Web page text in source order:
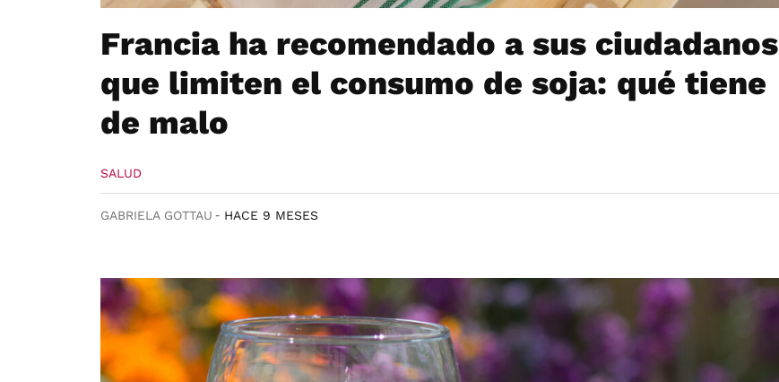
Francia ha recomendado a sus ciudadanos
que limiten el consumo de soja: qué tiene
de malo
SALUD
GABRIELA GOTTAU HACE 9 MESES